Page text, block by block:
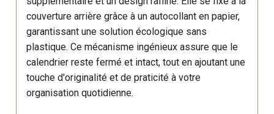
couverture arrière grâce à un autocollant en papier,
garantissant une solution écologique sans
plastique. Ce mécanisme ingénieux assure que le
calendrier reste fermé et intact, tout en ajoutant une
touche d'originalité et de praticité à votre
organisation quotidienne.